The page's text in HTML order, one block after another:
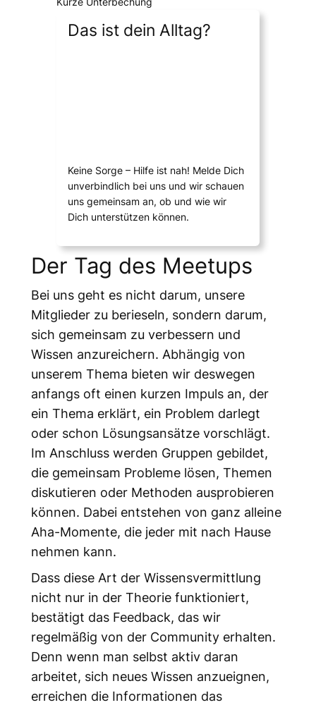
Das ist dein Alltag?
Keine Sorge – Hilfe ist nah! Melde Dich
unverbindlich bei uns und wir schauen
uns gemeinsam an, ob und wie wir
Dich unterstützen können.
Der Tag des Meetups
Bei uns geht es nicht darum, unsere
Mitglieder zu berieseln, sondern darum,
sich gemeinsam zu verbessern und
Wissen anzureichern. Abhängig von
unserem Thema bieten wir deswegen
anfangs oft einen kurzen Impuls an, der
ein Thema erklärt, ein Problem darlegt
oder schon Lösungsansätze vorschlägt.
Im Anschluss werden Gruppen gebildet,
die gemeinsam Probleme lösen, Themen
diskutieren oder Methoden ausprobieren
können. Dabei entstehen von ganz alleine
Aha-Momente, die jeder mit nach Hause
nehmen kann.
Dass diese Art der Wissensvermittlung
nicht nur in der Theorie funktioniert,
bestätigt das Feedback, das wir
regelmäßig von der Community erhalten.
Denn wenn man selbst aktiv daran
arbeitet, sich neues Wissen anzueignen,
erreichen die Informationen das